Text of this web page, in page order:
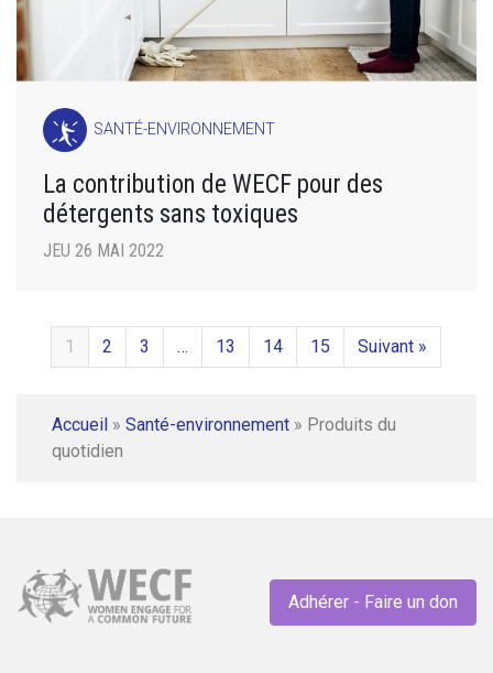
SANTÉ-ENVIRONNEMENT
La contribution de WECF pour des
détergents sans toxiques
JEU 26 MAI 2022
1 2 3 … 13 14 15 Suivant »
Accueil » Santé-environnement » Produits du
quotidien
Adhérer - Faire un don